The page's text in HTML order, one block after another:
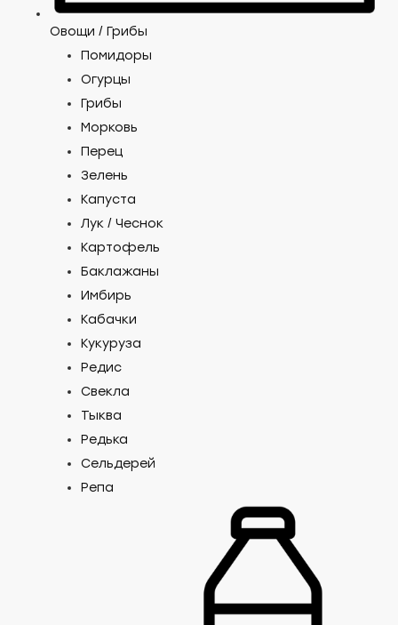
Овощи / Грибы
Помидоры
Огурцы
Грибы
Морковь
Перец
Зелень
Капуста
Лук / Чеснок
Картофель
Баклажаны
Имбирь
Кабачки
Кукуруза
Редис
Свекла
Тыква
Редька
Сельдерей
Репа